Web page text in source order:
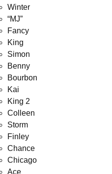
Winter
“MJ”
Fancy
King
Simon
Benny
Bourbon
Kai
King 2
Colleen
Storm
Finley
Chance
Chicago
Ace
degli studi
parole)
a trattare il design
digitali e festival al
regolano l’intensità delle
attivare una modalità AR
turchese e giallo limone
la stagione calda meritano
Tema estivo